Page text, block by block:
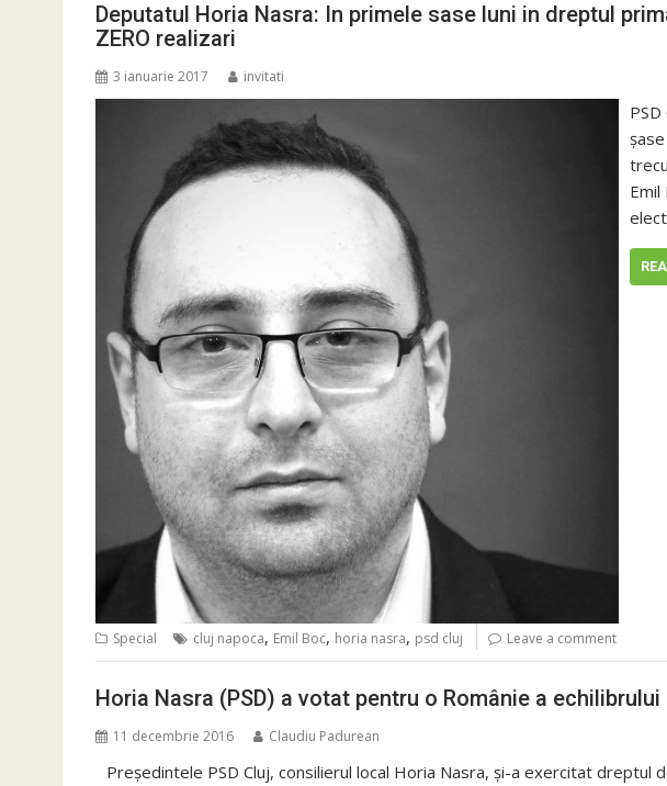
Deputatul Horia Nasra: In primele sase luni in dreptul
ZERO realizari
3 ianuarie 2017 invitati
Special cluj napoca, Emil Boc, horia nasra, psd cluj Leave a comment
Horia Nasra (PSD) a votat pentru o Românie a echilibrului
11 decembrie 2016 Claudiu Padurean
Preşedintele PSD Cluj, consilierul local Horia Nasra, şi-a exercitat dreptul